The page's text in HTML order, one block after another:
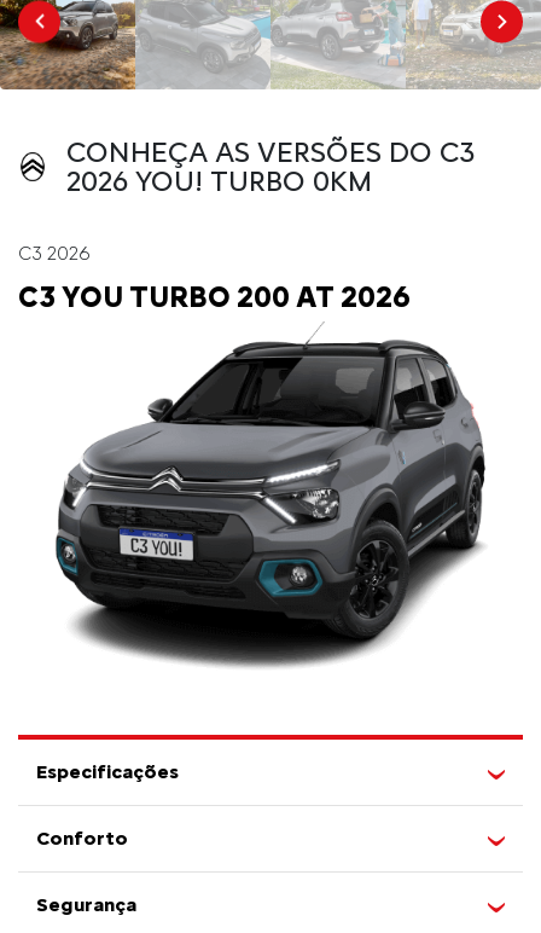
CONHEÇA AS VERSÕES DO C3
2026 YOU! TURBO 0KM
C3 2026
C3 YOU TURBO 200 AT 2026
Especificações
Conforto
Segurança